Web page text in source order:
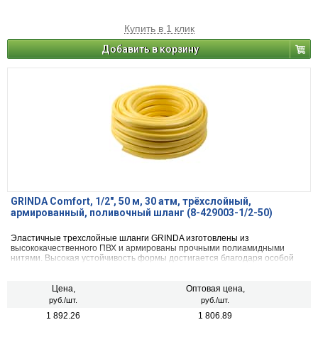
Купить в 1 клик
Добавить в корзину
GRINDA Comfort, 1/2″, 50 м, 30 атм, трёхслойный,
армированный, поливочный шланг (8-429003-1/2-50)
Эластичные трехслойные шланги GRINDA изготовлены из
высококачественного ПВХ и армированы прочными полиамидными
нитями. Высокая устойчивость формы достигается благодаря особой
остаются стабильными, он не перекручивается и не перегибается
Цена,
руб./шт.
Оптовая цена,
руб./шт.
1 892.26 1 806.89